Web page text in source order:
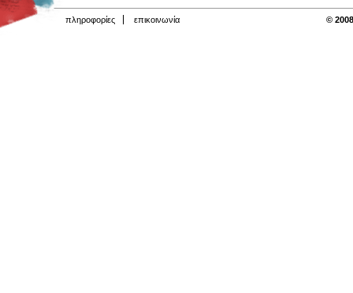
πληροφορίες επικοινωνία ©